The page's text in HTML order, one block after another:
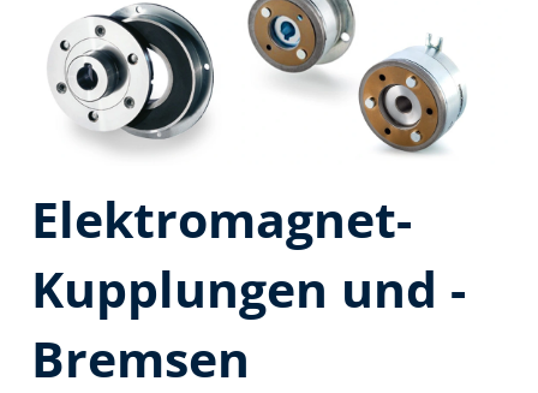
Elektromagnet-
Kupplungen und -
Bremsen